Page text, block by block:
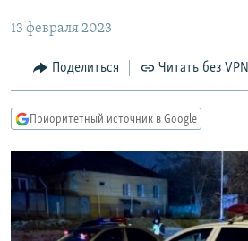
Вернутся
Вернутся
поиску
МНЕНИЯ
КУЛЬТУРА
КАВКАЗ.РЕАЛИИ
СЕВЕР.РЕАЛИИ
СИБИРЬ.РЕАЛИИ
РАСПИСАНИЕ ВЕЩАНИЯ
13 февраля 2023
Поделиться Читать без VPN
Приоритетный источник в Google